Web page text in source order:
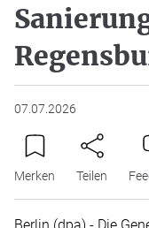
07.07.2026
Merken Teilen
Berlin (dpa) - Die